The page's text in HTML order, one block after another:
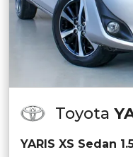
Toyota
YARIS XS Sedan